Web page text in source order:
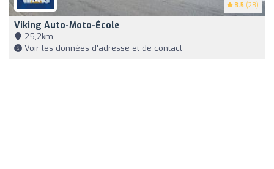
3.5 (28)
Viking Auto-Moto-École
25,2km,
Voir les données d'adresse et de contact